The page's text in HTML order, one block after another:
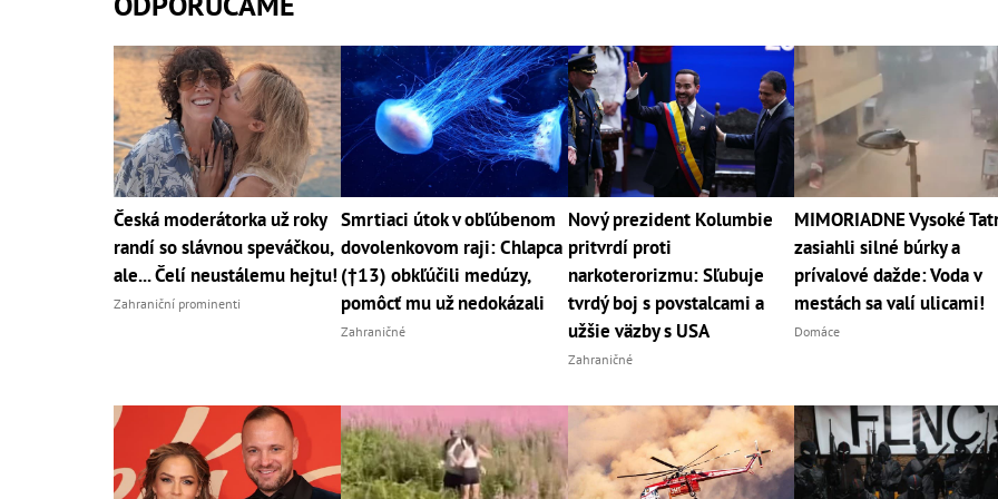
Česká moderátorka už roky
randí so slávnou speváčkou,
ale... Čelí neustálemu hejtu!
Zahraniční prominenti
Smrtiaci útok v obľúbenom
dovolenkovom raji: Chlapca
(†13) obkľúčili medúzy,
pomôcť mu už nedokázali
Zahraničné
Nový prezident Kolumbie
pritvrdí proti
narkoterorizmu: Sľubuje
tvrdý boj s povstalcami a
užšie väzby s USA
Zahraničné
MIMORIADNE Vysoké
zasiahli silné búrky a
prívalové dažde: Voda v
mestách sa valí ulicami!
Domáce